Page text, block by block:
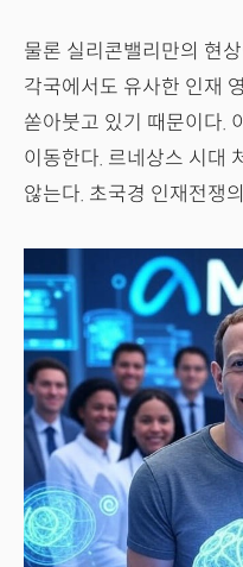
물론 실리콘밸리만의 현
각국에서도 유사한 인재
쏟아붓고 있기 때문이다.
이동한다. 르네상스 시대
않는다. 초국경 인재전쟁